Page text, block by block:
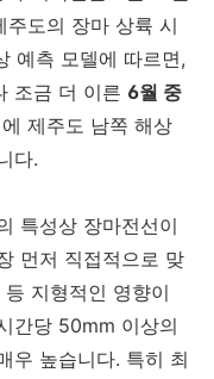
도의 장마 상륙 시
예측 모델에 따르면,
조금 더 이른 6월 중
에 제주도 남쪽 해상
다.
특성상 장마전선이
먼저 직접적으로 맞
지형적인 영향이
간당 50mm 이상의
우 높습니다. 특히 최